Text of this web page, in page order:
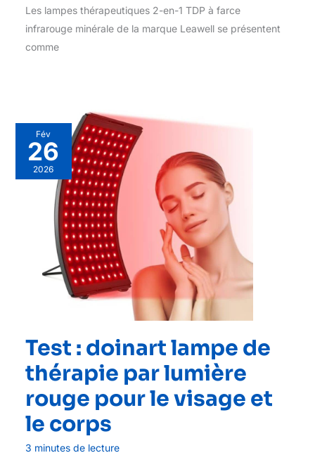
Les lampes thérapeutiques 2-en-1 TDP à farce
infrarouge minérale de la marque Leawell se présentent
comme
Fév
26
2026
Test : doinart lampe de
thérapie par lumière
rouge pour le visage et
le corps
3 minutes de lecture